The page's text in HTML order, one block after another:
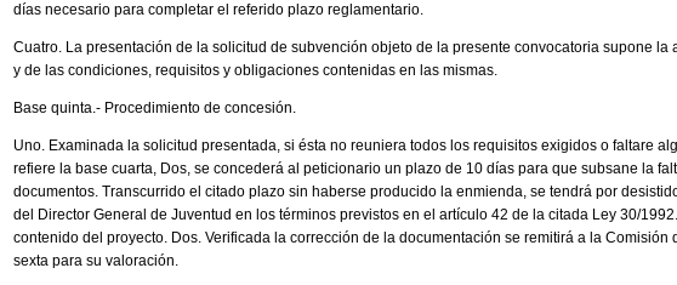
días necesario para completar el referido plazo reglamentario.
Cuatro. La presentación de la solicitud de subvención objeto de la presente convocatoria supone
y de las condiciones, requisitos y obligaciones contenidas en las mismas.
Base quinta.- Procedimiento de concesión.
Uno. Examinada la solicitud presentada, si ésta no reuniera todos los requisitos exigidos o faltare
refiere la base cuarta, Dos, se concederá al peticionario un plazo de 10 días para que subsane la
documentos. Transcurrido el citado plazo sin haberse producido la enmienda, se tendrá por
del Director General de Juventud en los términos previstos en el artículo 42 de la citada Ley 30/
contenido del proyecto. Dos. Verificada la corrección de la documentación se remitirá a la Comisión
sexta para su valoración.